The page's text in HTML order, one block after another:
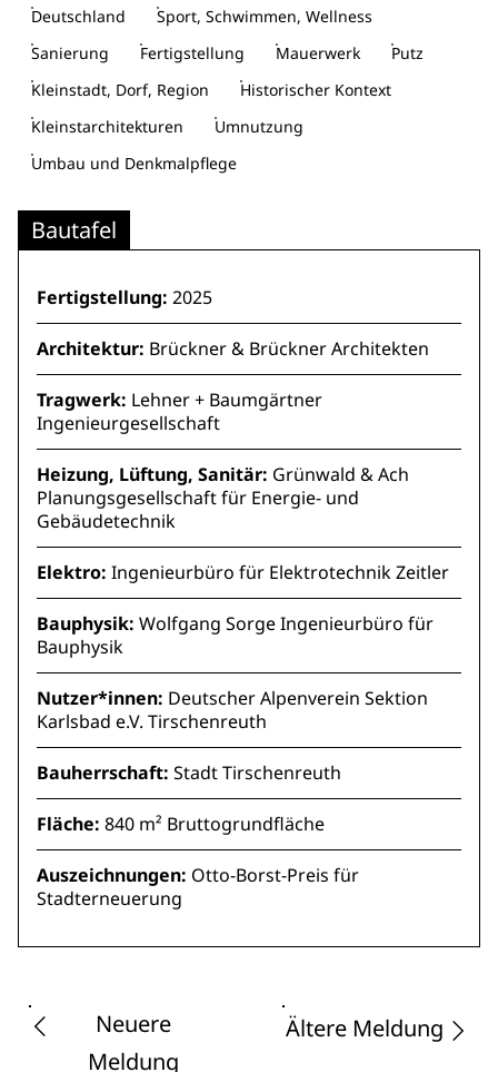
Deutschland
Sport, Schwimmen, Wellness
Sanierung
Fertigstellung Mauerwerk
Putz
Kleinstadt, Dorf, Region
Historischer Kontext
Kleinstarchitekturen
Umnutzung
Umbau und Denkmalpflege
Bautafel
Fertigstellung: 2025
Architektur: Brückner & Brückner Architekten
Tragwerk: Lehner + Baumgärtner
Ingenieurgesellschaft
Heizung, Lüftung, Sanitär: Grünwald & Ach
Planungsgesellschaft für Energie- und
Gebäudetechnik
Elektro: Ingenieurbüro für Elektrotechnik Zeitler
Bauphysik: Wolfgang Sorge Ingenieurbüro für
Bauphysik
Nutzer*innen: Deutscher Alpenverein Sektion
Karlsbad e.V. Tirschenreuth
Bauherrschaft: Stadt Tirschenreuth
Fläche: 840 m² Bruttogrundfläche
Auszeichnungen: Otto-Borst-Preis für
Stadterneuerung
Neuere
Meldung
Ältere Meldung